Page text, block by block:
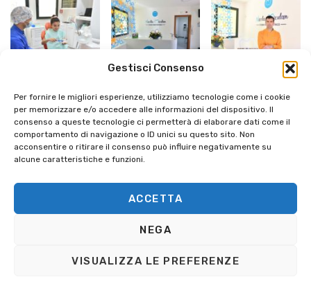
Gestisci Consenso
Per fornire le migliori esperienze, utilizziamo tecnologie come i cookie
per memorizzare e/o accedere alle informazioni del dispositivo. Il
consenso a queste tecnologie ci permetterà di elaborare dati come il
comportamento di navigazione o ID unici su questo sito. Non
acconsentire o ritirare il consenso può influire negativamente su
alcune caratteristiche e funzioni.
ACCETTA
NEGA
VISUALIZZA LE PREFERENZE
Copyright © 2025 - Studiomiculan.it. Made With
Love byInTouchDesign